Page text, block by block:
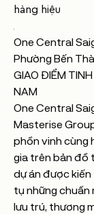
hàng hiệu
One Central
Phường Bến
GIAO ĐIỂM
NAM
One Central
Masterise
phồn vinh cùng
gia trên bản đồ
dự án được
tụ những chuẩn
lưu trú, thương